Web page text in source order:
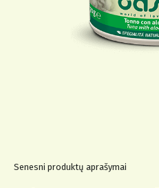
Senesni produktų aprašymai